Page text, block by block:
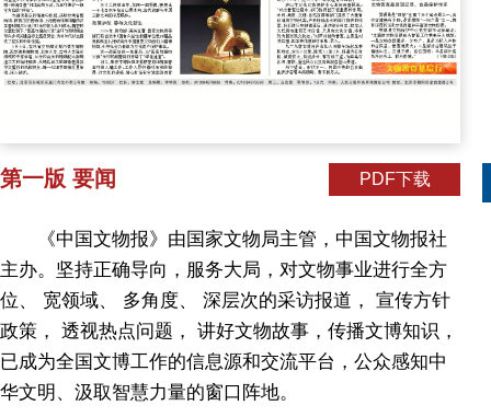
第一版 要闻 PDF下载
《中国文物报》由国家文物局主管，中国文物报社
主办。坚持正确导向，服务大局，对文物事业进行全方
位、 宽领域、 多角度、 深层次的采访报道， 宣传方针
政策， 透视热点问题， 讲好文物故事，传播文博知识，
已成为全国文博工作的信息源和交流平台，公众感知中
华文明、汲取智慧力量的窗口阵地。